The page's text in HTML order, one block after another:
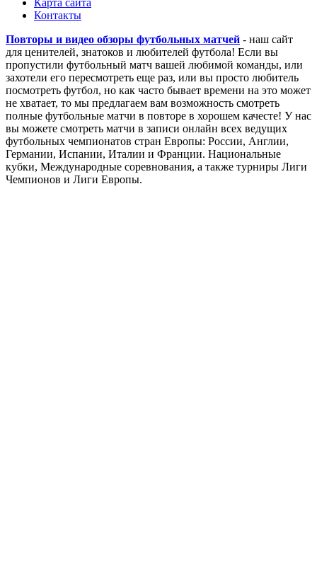
О сайте
Реклама на сайте
Авторское право
Карта сайта
Контакты
Повторы и видео обзоры футбольных матчей- наш сайт
для ценителей, знатоков и любителей футбола! Если вы
пропустили футбольный матч вашей любимой команды, или
захотели его пересмотреть еще раз, или вы просто любитель
посмотреть футбол, но как часто бывает времени на это может
не хватает, то мы предлагаем вам возможность смотреть
полные футбольные матчи в повторе в хорошем качесте! У нас